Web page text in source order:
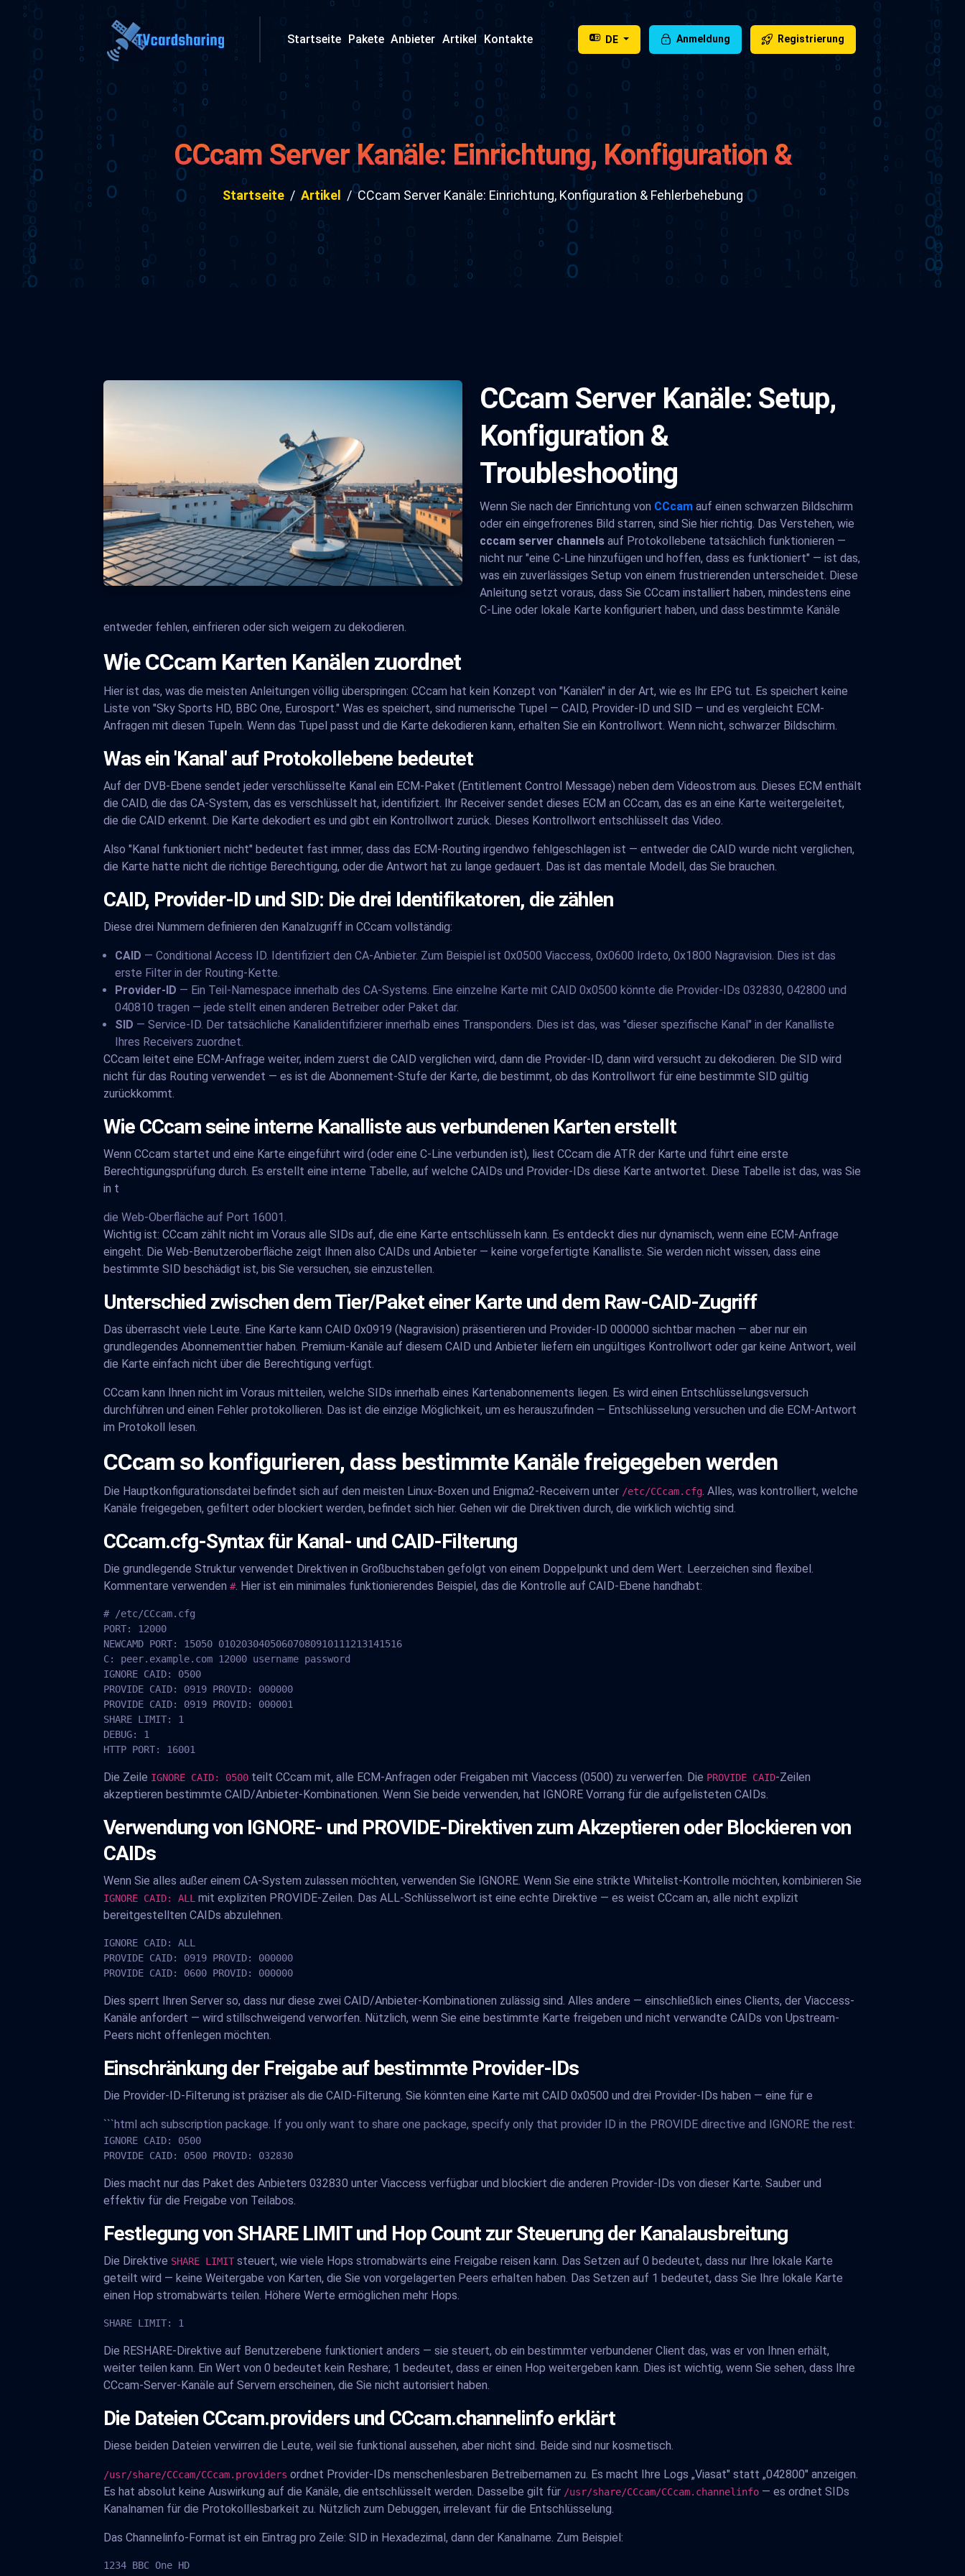
Startseite Pakete Anbieter Artikel Kontakte DE Anmeldung Registrierung
CCcam Server Kanäle: Einrichtung, Konfiguration &
Fehlerbehebung
Startseite Artikel CCcam Server Kanäle: Einrichtung, Konfiguration & Fehlerbehebung
CCcam Server Kanäle: Setup,
Konfiguration &
Troubleshooting
Wenn Sie nach der Einrichtung von CCcam auf einen schwarzen Bildschirm
oder ein eingefrorenes Bild starren, sind Sie hier richtig. Das Verstehen, wie
cccam server channels auf Protokollebene tatsächlich funktionieren —
nicht nur "eine C-Line hinzufügen und hoffen, dass es funktioniert" — ist das,
was ein zuverlässiges Setup von einem frustrierenden unterscheidet. Diese
Anleitung setzt voraus, dass Sie CCcam installiert haben, mindestens eine
C-Line oder lokale Karte konfiguriert haben, und dass bestimmte Kanäle
entweder fehlen, einfrieren oder sich weigern zu dekodieren.
Wie CCcam Karten Kanälen zuordnet
Hier ist das, was die meisten Anleitungen völlig überspringen: CCcam hat kein Konzept von "Kanälen" in der Art, wie es Ihr EPG tut. Es speichert keine
Liste von "Sky Sports HD, BBC One, Eurosport." Was es speichert, sind numerische Tupel — CAID, Provider-ID und SID — und es vergleicht ECM-
Anfragen mit diesen Tupeln. Wenn das Tupel passt und die Karte dekodieren kann, erhalten Sie ein Kontrollwort. Wenn nicht, schwarzer Bildschirm.
Was ein 'Kanal' auf Protokollebene bedeutet
Auf der DVB-Ebene sendet jeder verschlüsselte Kanal ein ECM-Paket (Entitlement Control Message) neben dem Videostrom aus. Dieses ECM enthält
die CAID, die das CA-System, das es verschlüsselt hat, identifiziert. Ihr Receiver sendet dieses ECM an CCcam, das es an eine Karte weitergeleitet,
die die CAID erkennt. Die Karte dekodiert es und gibt ein Kontrollwort zurück. Dieses Kontrollwort entschlüsselt das Video.
Also "Kanal funktioniert nicht" bedeutet fast immer, dass das ECM-Routing irgendwo fehlgeschlagen ist — entweder die CAID wurde nicht verglichen,
die Karte hatte nicht die richtige Berechtigung, oder die Antwort hat zu lange gedauert. Das ist das mentale Modell, das Sie brauchen.
CAID, Provider-ID und SID: Die drei Identifikatoren, die zählen
Diese drei Nummern definieren den Kanalzugriff in CCcam vollständig:
CAID — Conditional Access ID. Identifiziert den CA-Anbieter. Zum Beispiel ist 0x0500 Viaccess, 0x0600 Irdeto, 0x1800 Nagravision. Dies ist das
erste Filter in der Routing-Kette.
Provider-ID — Ein Teil-Namespace innerhalb des CA-Systems. Eine einzelne Karte mit CAID 0x0500 könnte die Provider-IDs 032830, 042800 und
040810 tragen — jede stellt einen anderen Betreiber oder Paket dar.
SID — Service-ID. Der tatsächliche Kanalidentifizierer innerhalb eines Transponders. Dies ist das, was "dieser spezifische Kanal" in der Kanalliste
Ihres Receivers zuordnet.
CCcam leitet eine ECM-Anfrage weiter, indem zuerst die CAID verglichen wird, dann die Provider-ID, dann wird versucht zu dekodieren. Die SID wird
nicht für das Routing verwendet — es ist die Abonnement-Stufe der Karte, die bestimmt, ob das Kontrollwort für eine bestimmte SID gültig
zurückkommt.
Wie CCcam seine interne Kanalliste aus verbundenen Karten erstellt
Wenn CCcam startet und eine Karte eingeführt wird (oder eine C-Line verbunden ist), liest CCcam die ATR der Karte und führt eine erste
Berechtigungsprüfung durch. Es erstellt eine interne Tabelle, auf welche CAIDs und Provider-IDs diese Karte antwortet. Diese Tabelle ist das, was Sie
in t
die Web-Oberfläche auf Port 16001.
Wichtig ist: CCcam zählt nicht im Voraus alle SIDs auf, die eine Karte entschlüsseln kann. Es entdeckt dies nur dynamisch, wenn eine ECM-Anfrage
eingeht. Die Web-Benutzeroberfläche zeigt Ihnen also CAIDs und Anbieter — keine vorgefertigte Kanalliste. Sie werden nicht wissen, dass eine
bestimmte SID beschädigt ist, bis Sie versuchen, sie einzustellen.
Unterschied zwischen dem Tier/Paket einer Karte und dem Raw-CAID-Zugriff
Das überrascht viele Leute. Eine Karte kann CAID 0x0919 (Nagravision) präsentieren und Provider-ID 000000 sichtbar machen — aber nur ein
grundlegendes Abonnementtier haben. Premium-Kanäle auf diesem CAID und Anbieter liefern ein ungültiges Kontrollwort oder gar keine Antwort, weil
die Karte einfach nicht über die Berechtigung verfügt.
CCcam kann Ihnen nicht im Voraus mitteilen, welche SIDs innerhalb eines Kartenabonnements liegen. Es wird einen Entschlüsselungsversuch
durchführen und einen Fehler protokollieren. Das ist die einzige Möglichkeit, um es herauszufinden — Entschlüsselung versuchen und die ECM-Antwort
im Protokoll lesen.
CCcam so konfigurieren, dass bestimmte Kanäle freigegeben werden
Die Hauptkonfigurationsdatei befindet sich auf den meisten Linux-Boxen und Enigma2-Receivern unter /etc/CCcam.cfg. Alles, was kontrolliert, welche
Kanäle freigegeben, gefiltert oder blockiert werden, befindet sich hier. Gehen wir die Direktiven durch, die wirklich wichtig sind.
CCcam.cfg-Syntax für Kanal- und CAID-Filterung
Die grundlegende Struktur verwendet Direktiven in Großbuchstaben gefolgt von einem Doppelpunkt und dem Wert. Leerzeichen sind flexibel.
Kommentare verwenden #. Hier ist ein minimales funktionierendes Beispiel, das die Kontrolle auf CAID-Ebene handhabt:
# /etc/CCcam.cfg
PORT: 12000
NEWCAMD PORT: 15050 01020304050607080910111213141516
C: peer.example.com 12000 username password
IGNORE CAID: 0500
PROVIDE CAID: 0919 PROVID: 000000
PROVIDE CAID: 0919 PROVID: 000001
SHARE LIMIT: 1
DEBUG: 1
HTTP PORT: 16001
Die Zeile IGNORE CAID: 0500 teilt CCcam mit, alle ECM-Anfragen oder Freigaben mit Viaccess (0500) zu verwerfen. Die PROVIDE CAID-Zeilen
akzeptieren bestimmte CAID/Anbieter-Kombinationen. Wenn Sie beide verwenden, hat IGNORE Vorrang für die aufgelisteten CAIDs.
Verwendung von IGNORE- und PROVIDE-Direktiven zum Akzeptieren oder Blockieren von
CAIDs
Wenn Sie alles außer einem CA-System zulassen möchten, verwenden Sie IGNORE. Wenn Sie eine strikte Whitelist-Kontrolle möchten, kombinieren Sie
IGNORE CAID: ALL mit expliziten PROVIDE-Zeilen. Das ALL-Schlüsselwort ist eine echte Direktive — es weist CCcam an, alle nicht explizit
bereitgestellten CAIDs abzulehnen.
IGNORE CAID: ALL
PROVIDE CAID: 0919 PROVID: 000000
PROVIDE CAID: 0600 PROVID: 000000
Dies sperrt Ihren Server so, dass nur diese zwei CAID/Anbieter-Kombinationen zulässig sind. Alles andere — einschließlich eines Clients, der Viaccess-
Kanäle anfordert — wird stillschweigend verworfen. Nützlich, wenn Sie eine bestimmte Karte freigeben und nicht verwandte CAIDs von Upstream-
Peers nicht offenlegen möchten.
Einschränkung der Freigabe auf bestimmte Provider-IDs
Die Provider-ID-Filterung ist präziser als die CAID-Filterung. Sie könnten eine Karte mit CAID 0x0500 und drei Provider-IDs haben — eine für e
```html ach subscription package. If you only want to share one package, specify only that provider ID in the PROVIDE directive and IGNORE the rest:
IGNORE CAID: 0500
PROVIDE CAID: 0500 PROVID: 032830
Dies macht nur das Paket des Anbieters 032830 unter Viaccess verfügbar und blockiert die anderen Provider-IDs von dieser Karte. Sauber und
effektiv für die Freigabe von Teilabos.
Festlegung von SHARE LIMIT und Hop Count zur Steuerung der Kanalausbreitung
Die Direktive SHARE LIMITsteuert, wie viele Hops stromabwärts eine Freigabe reisen kann. Das Setzen auf 0 bedeutet, dass nur Ihre lokale Karte
geteilt wird — keine Weitergabe von Karten, die Sie von vorgelagerten Peers erhalten haben. Das Setzen auf 1 bedeutet, dass Sie Ihre lokale Karte
einen Hop stromabwärts teilen. Höhere Werte ermöglichen mehr Hops.
SHARE LIMIT: 1
Die RESHARE-Direktive auf Benutzerebene funktioniert anders — sie steuert, ob ein bestimmter verbundener Client das, was er von Ihnen erhält,
weiter teilen kann. Ein Wert von 0 bedeutet kein Reshare; 1 bedeutet, dass er einen Hop weitergeben kann. Dies ist wichtig, wenn Sie sehen, dass Ihre
CCcam-Server-Kanäle auf Servern erscheinen, die Sie nicht autorisiert haben.
Die Dateien CCcam.providers und CCcam.channelinfo erklärt
Diese beiden Dateien verwirren die Leute, weil sie funktional aussehen, aber nicht sind. Beide sind nur kosmetisch.
/usr/share/CCcam/CCcam.providers ordnet Provider-IDs menschenlesbaren Betreibernamen zu. Es macht Ihre Logs „Viasat" statt „042800" anzeigen.
Es hat absolut keine Auswirkung auf die Kanäle, die entschlüsselt werden. Dasselbe gilt für /usr/share/CCcam/CCcam.channelinfo — es ordnet SIDs
Kanalnamen für die Protokolllesbarkeit zu. Nützlich zum Debuggen, irrelevant für die Entschlüsselung.
Das Channelinfo-Format ist ein Eintrag pro Zeile: SID in Hexadezimal, dann der Kanalname. Zum Beispiel:
1234 BBC One HD